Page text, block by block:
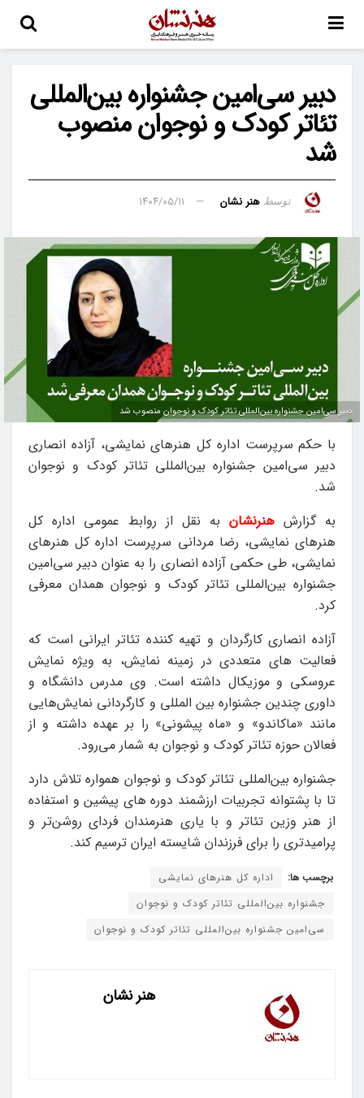
دبیر سی‌امین جشنواره بین‌المللی
تئاتر کودک و نوجوان منصوب
شد
توسط هنر نشان ۱۴۰۴/۰۵/۱۱
دبیر سی‌امین جشنواره بین‌المللی تئاتر کودک و نوجوان منصوب شد
با حکم سرپرست اداره کل هنرهای نمایشی، آزاده انصاری
دبیر سی‌امین جشنواره بین‌المللی تئاتر کودک و نوجوان
شد.
به گزارش هنرنشان به نقل از روابط عمومی اداره کل
هنرهای نمایشی، رضا مردانی سرپرست اداره کل هنرهای
نمایشی، طی حکمی آزاده انصاری را به عنوان دبیر سی‌امین
جشنواره بین‌المللی تئاتر کودک و نوجوان همدان معرفی
کرد.
آزاده انصاری کارگردان و تهیه کننده تئاتر ایرانی است که
فعالیت های متعددی در زمینه نمایش، به ویژه نمایش
عروسکی و موزیکال داشته است. وی مدرس دانشگاه و
داوری چندین جشنواره بین المللی و کارگردانی نمایش‌هایی
مانند «ماکاندو» و «ماه پیشونی» را بر عهده داشته و از
فعالان حوزه تئاتر کودک و نوجوان به شمار می‌رود.
جشنواره بین‌المللی تئاتر کودک و نوجوان همواره تلاش دارد
تا با پشتوانه تجربیات ارزشمند دوره های پیشین و استفاده
از هنر وزین تئاتر و با یاری هنرمندان فردای روشن‌تر و
پرامیدتری را برای فرزندان شایسته ایران ترسیم کند.
برچسب ها:
اداره کل هنرهای نمایشی
جشنواره بین‌المللی تئاتر کودک و نوجوان
سی‌امین جشنواره بین‌المللی تئاتر کودک و نوجوان
هنر نشان